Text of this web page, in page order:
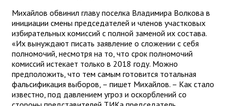
Михайлов обвинил главу поселка Владимира Волкова в
инициации смены председателей и членов участковых
избирательных комиссий с полной заменой их состава.
«Их вынуждают писать заявление о сложении с себя
полномочий, несмотря на то, что срок полномочий
комиссий истекает только в 2018 году. Можно
предположить, что тем самым готовится тотальная
фальсификация выборов, – пишет Михайлов. – Как стало
известно, под давлением угроз и оскорблений со